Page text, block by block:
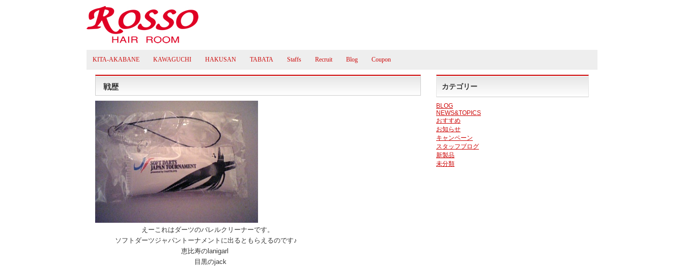
KITA-AKABANE KAWAGUCHI HAKUSAN TABATA Staffs Recruit Blog Coupon
戦歴
えーこれはダーツのバレルクリーナーです。
ソフトダーツジャパントーナメントに出るともらえるのです♪
恵比寿のlanigarl
目黒のjack
カテゴリー
BLOG
NEWS&TOPICS
おすすめ
お知らせ
キャンペーン
スタッフブログ
新製品
未分類